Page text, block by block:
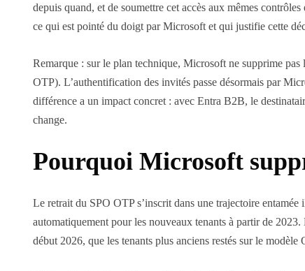
depuis quand, et de soumettre cet accès aux mêmes
ce qui est pointé du doigt par Microsoft et qui justifie cette
Remarque : sur le plan technique, Microsoft ne supprime
OTP). L’authentification des invités passe désormais par
différence a un impact concret : avec Entra B2B, le
change.
Pourquoi Microsoft
Le retrait du SPO OTP s’inscrit dans une trajectoire
automatiquement pour les nouveaux tenants à partir de
début 2026, que les tenants plus anciens restés sur le